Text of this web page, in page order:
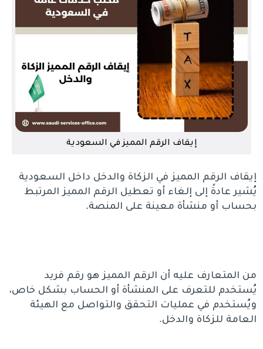
إيقاف الرقم المميز في السعودية
إيقاف الرقم المميز في الزكاة والدخل داخل السعودية
يُشير عادةً إلى إلغاء أو تعطيل الرقم المميز المرتبط
بحساب أو منشأة معينة على المنصة.
من المتعارف عليه أن الرقم المميز هو رقم فريد
يُستخدم للتعرف على المنشأة أو الحساب بشكل خاص،
ويُستخدم في عمليات التحقق والتواصل مع الهيئة
العامة للزكاة والدخل.